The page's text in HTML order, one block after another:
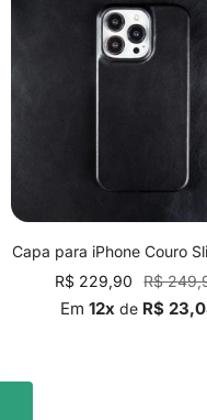
Capa para iPhone Couro
Preço
promocional
R$ 229,90
Preço
normal
R$
Em 12x de R$